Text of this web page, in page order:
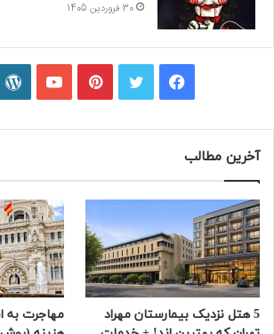
30 فروردین 1405
فیسبوکتوییترپینتریستیوتیوب
آخرین مطالب
5 هتل نزدیک بیمارستان مهراد
مهاجرت به